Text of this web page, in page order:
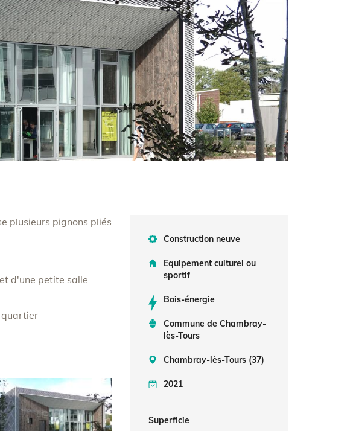
plusieurs pignons pliés
d'une petite salle
quartier
Construction neuve
Equipement culturel ou
sportif
Bois-énergie
Commune de Chambray-
lès-Tours
Chambray-lès-Tours (37)
2021
Superficie